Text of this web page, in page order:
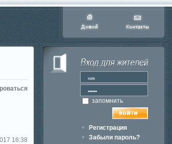
16:38
запомнить
Регистрация
Забыли пароль?